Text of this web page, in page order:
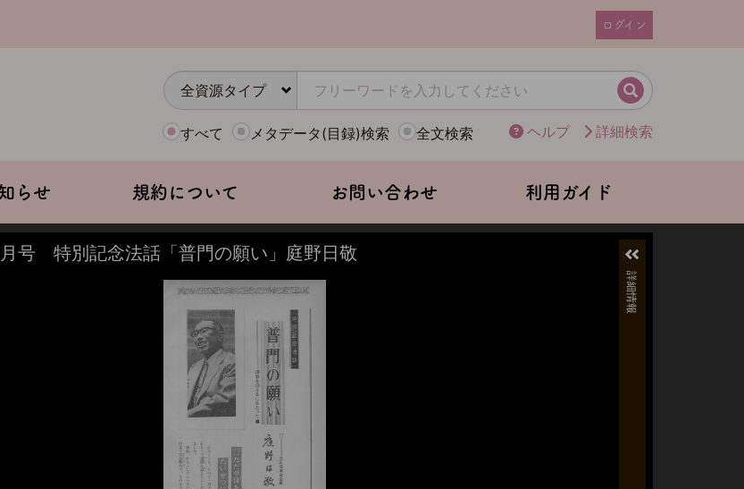
ユ
ー
ー
ア
ウ
ト
ログイン
検索
すべて メタデータ(目録)検索 全文検索 ヘルプ 詳細検索
らせ 規約について お問い合わせ 利用ガイド